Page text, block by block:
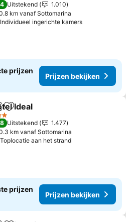
Uitstekend
1.010
km vanaf Sottomarina
Individueel ingerichte kamers
prijzen
Prijzen bekijken
Toevoegen aan favorieten
Ideal
Uitstekend
1.477
km vanaf Sottomarina
Toplocatie aan het strand
prijzen
Prijzen bekijken